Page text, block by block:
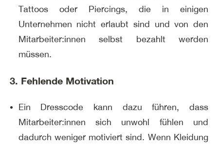
Tattoos oder Piercings, die in einigen
Unternehmen nicht erlaubt sind und von den
Mitarbeiter:innen selbst bezahlt werden
müssen.
3. Fehlende Motivation
Ein Dresscode kann dazu führen, dass
Mitarbeiter:innen sich unwohl fühlen und
dadurch weniger motiviert sind. Wenn Kleidung